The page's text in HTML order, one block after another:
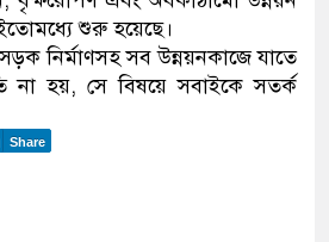
ইতোমধ্যে শুরু হয়েছে।
নির্মাণসহ সব উন্নয়নকাজে যাতে
না হয়, সে বিষয়ে সবাইকে সতর্ক
Share